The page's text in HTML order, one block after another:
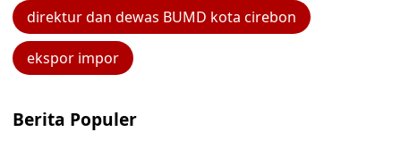
direktur dan dewas BUMD kota cirebon
ekspor impor
Berita Populer